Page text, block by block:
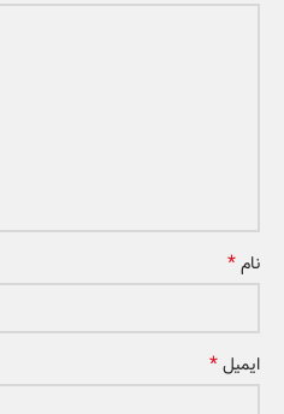
نام*
ایمیل*